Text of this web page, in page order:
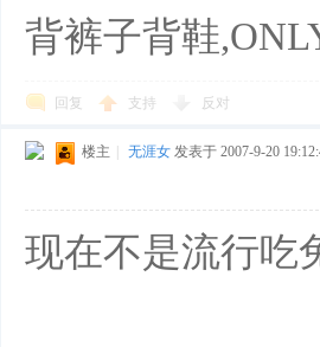
背裤子背鞋
回复 支持 反对
楼主 无涯女 发表于 2007-9-20
现在不是流行吃